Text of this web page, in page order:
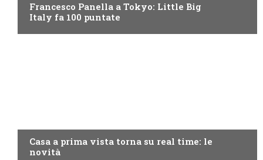
Francesco Panella a Tokyo: Little Big
Italy fa 100 puntate
Casa a prima vista torna su real time: le
novità